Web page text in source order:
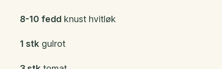
8-10 fedd knust hvitløk
1 stk gulrot